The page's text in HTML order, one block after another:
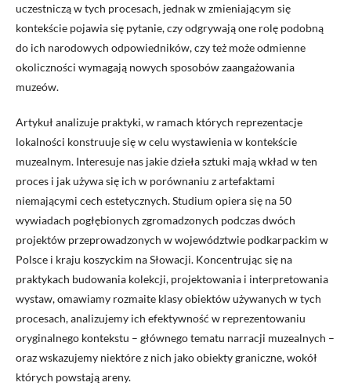
uczestniczą w tych procesach, jednak w zmieniającym się
kontekście pojawia się pytanie, czy odgrywają one rolę podobną
do ich narodowych odpowiedników, czy też może odmienne
okoliczności wymagają nowych sposobów zaangażowania
muzeów.
Artykuł analizuje praktyki, w ramach których reprezentacje
lokalności konstruuje się w celu wystawienia w kontekście
muzealnym. Interesuje nas jakie dzieła sztuki mają wkład w ten
proces i jak używa się ich w porównaniu z artefaktami
niemającymi cech estetycznych. Studium opiera się na 50
wywiadach pogłębionych zgromadzonych podczas dwóch
projektów przeprowadzonych w województwie podkarpackim w
Polsce i kraju koszyckim na Słowacji. Koncentrując się na
praktykach budowania kolekcji, projektowania i interpretowania
wystaw, omawiamy rozmaite klasy obiektów używanych w tych
procesach, analizujemy ich efektywność w reprezentowaniu
oryginalnego kontekstu – głównego tematu narracji muzealnych –
oraz wskazujemy niektóre z nich jako obiekty graniczne, wokół
których powstają areny.